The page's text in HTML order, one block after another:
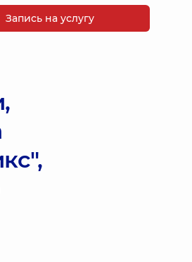
Запись на услугу